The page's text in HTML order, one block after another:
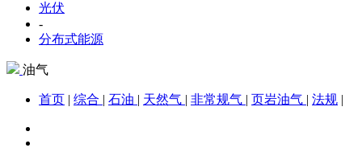
光伏
-
分布式能源
油气
首页 | 综合 | 石油 | 天然气 | 非常规气 | 页岩油气 | 法规 |